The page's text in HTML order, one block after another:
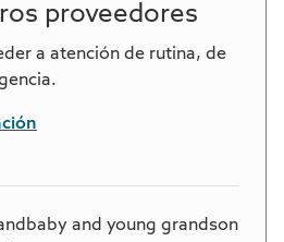
proveedores
a atención de rutina, de